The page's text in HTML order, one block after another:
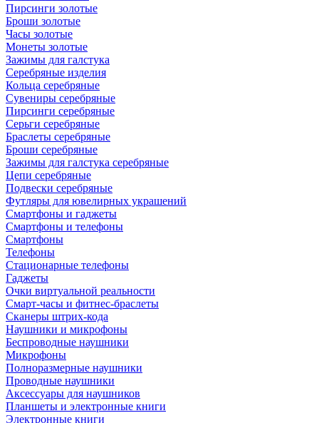
Пирсинги золотые
Броши золотые
Часы золотые
Монеты золотые
Зажимы для галстука
Серебряные изделия
Кольца серебряные
Сувениры серебряные
Пирсинги серебряные
Серьги серебряные
Браслеты серебряные
Броши серебряные
Зажимы для галстука серебряные
Цепи серебряные
Подвески серебряные
Футляры для ювелирных украшений
Смартфоны и гаджеты
Смартфоны и телефоны
Смартфоны
Телефоны
Стационарные телефоны
Гаджеты
Очки виртуальной реальности
Смарт-часы и фитнес-браслеты
Сканеры штрих-кода
Наушники и микрофоны
Беспроводные наушники
Микрофоны
Полноразмерные наушники
Проводные наушники
Аксессуары для наушников
Планшеты и электронные книги
Электронные книги